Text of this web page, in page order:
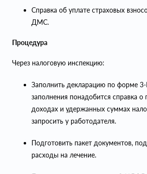
Справка об уплате страховых
ДМС.
Процедура
Через налоговую инспекцию:
Заполнить декларацию по форме
заполнения понадобится справка о
доходах и удержанных суммах
запросить у работодателя.
Подготовить пакет документов,
расходы на лечение.